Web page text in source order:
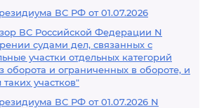
ВС РФ от 01.07.2026
ВС Российской Федерации N
судами дел, связанных с
участки отдельных категорий
оборота и ограниченных в обороте, и
участков"
ВС РФ от 01.07.2026 N